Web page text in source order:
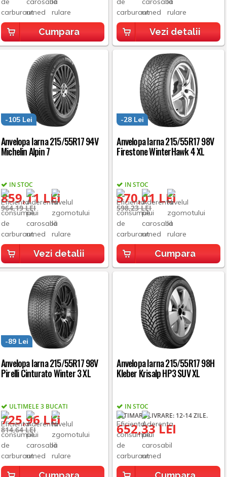
Cumpara Vezi detalii
Anvelopa Iarna 215/55R17 94V
Michelin Alpin 7
IN STOC
859,11 LEI
-105 Lei
964,19 LEI
Vezi detalii
Anvelopa Iarna 215/55R17 98V
Firestone WinterHawk 4 XL
IN STOC
570,01 LEI
-28 Lei
598,23 LEI
Cumpara
Anvelopa Iarna 215/55R17 98V
Pirelli Cinturato Winter 3 XL
ULTIMELE 3 BUCATI
725,96 LEI
-89 Lei
814,64 LEI
Anvelopa Iarna 215/55R17 98H
Kleber Krisalp HP3 SUV XL
IN STOC
ESTIMARE LIVRARE: 12-14 ZILE.
652,33 LEI